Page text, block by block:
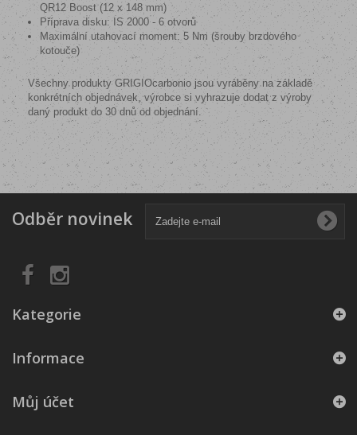
QR12 Boost (12 x 148 mm)
Příprava disku: IS 2000 - 6 otvorů
Maximální utahovací moment: 5 Nm (šrouby brzdového
kotouče)
Všechny produkty GRIGIOcarbonio jsou vyráběny na základě
konkrétních objednávek, výrobce si vyhrazuje dodat z výroby
daný produkt do 30 dnů od objednání.
Odběr novinek
Kategorie
Informace
Můj účet